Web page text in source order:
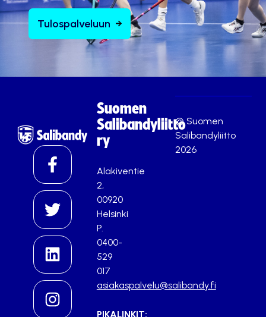
Tulospalveluun
Suomen
Salibandyliitto
ry
Alakiventie
2,
00920
Helsinki
P.
0400-
529
017
asiakaspalvelu@salibandy.fi
PIKALINKIT:
© Suomen
Salibandyliitto
2026